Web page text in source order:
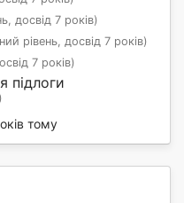
досвід 7 років)
рівень, досвід 7 років)
7 років)
підлоги
тому